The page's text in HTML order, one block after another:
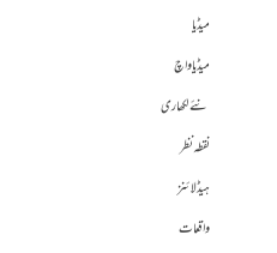
میڈیا
میڈیا واچ
نئے لکھاری
نقطہ نظر
ہیڈلائنز
واقعات